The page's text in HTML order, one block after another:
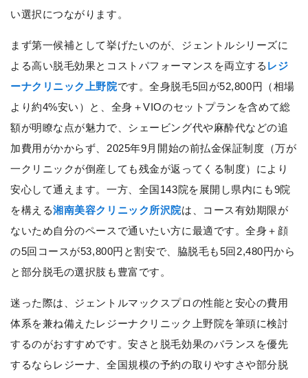
い選択につながります。
まず第一候補として挙げたいのが、ジェントルシリーズに
よる高い脱毛効果とコストパフォーマンスを両立する レジ
ーナクリニック上野院です。全身脱毛5回が52,800円（相場
より約4%安い）と、全身＋VIOのセットプランを含めて総
額が明瞭な点が魅力で、シェービング代や麻酔代などの追
加費用がかからず、2025年9月開始の前払金保証制度（万が
一クリニックが倒産しても残金が返ってくる制度）により
安心して通えます。一方、全国143院を展開し県内にも9院
を構える湘南美容クリニック所沢院は、コース有効期限が
ないため自分のペースで通いたい方に最適です。全身＋顔
の5回コースが53,800円と割安で、脇脱毛も5回2,480円から
と部分脱毛の選択肢も豊富です。
迷った際は、ジェントルマックスプロの性能と安心の費用
体系を兼ね備えたレジーナクリニック上野院を筆頭に検討
するのがおすすめです。安さと脱毛効果のバランスを優先
するならレジーナ、全国規模の予約の取りやすさや部分脱